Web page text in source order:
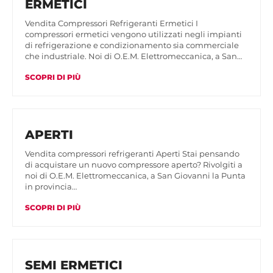
ERMETICI
Vendita Compressori Refrigeranti Ermetici I
compressori ermetici vengono utilizzati negli impianti
di refrigerazione e condizionamento sia commerciale
che industriale. Noi di O.E.M. Elettromeccanica, a San…
SCOPRI DI PIÙ
APERTI
Vendita compressori refrigeranti Aperti Stai pensando
di acquistare un nuovo compressore aperto? Rivolgiti a
noi di O.E.M. Elettromeccanica, a San Giovanni la Punta
in provincia…
SCOPRI DI PIÙ
SEMI ERMETICI